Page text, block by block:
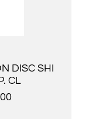
DISC SHI
CL